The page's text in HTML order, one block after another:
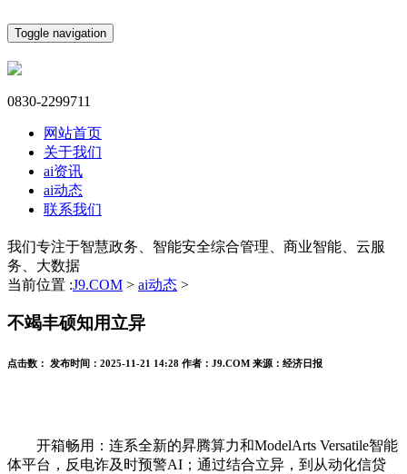
Toggle navigation
0830-2299711
网站首页
关于我们
ai资讯
ai动态
联系我们
我们专注于智慧政务、智能安全综合管理、商业智能、云服
务、大数据
当前位置 :J9.COM > ai动态 >
不竭丰硕知用立异
点击数： 发布时间： 2025-11-21 14:28 作者： J9.COM 来源： 经济日报
开箱畅用：连系全新的昇腾算力和ModelArts Versatile智能
体平台，反电诈及时预警AI；通过结合立异，到从动化信贷